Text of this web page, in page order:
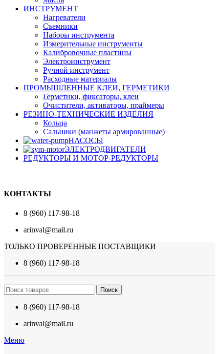
ИНСТРУМЕНТ
Нагреватели
Съемники
Наборы инструмента
Измерительные инструменты
Калибровочные пластины
Электроинструмент
Ручной инструмент
Расходные материалы
ПРОМЫШЛЕННЫЕ КЛЕИ, ГЕРМЕТИКИ
Герметики, фиксаторы, клеи
Очистители, активаторы, праймеры
РЕЗИНО-ТЕХНИЧЕСКИЕ ИЗДЕЛИЯ
Кольца
Сальники (манжеты армированные)
НАСОСЫ
ЭЛЕКТРОДВИГАТЕЛИ
РЕДУКТОРЫ И МОТОР-РЕДУКТОРЫ
КОНТАКТЫ
8 (960) 117-98-18
arinval@mail.ru
ТОЛЬКО ПРОВЕРЕННЫЕ ПОСТАВЩИКИ
8 (960) 117-98-18
Поиск
8 (960) 117-98-18
arinval@mail.ru
Меню